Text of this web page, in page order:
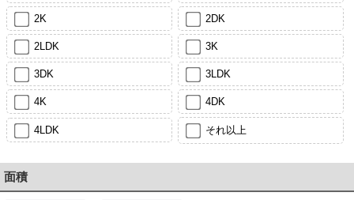
2K 2DK
2LDK 3K
3DK 3LDK
4K 4DK
4LDK それ以上
面積